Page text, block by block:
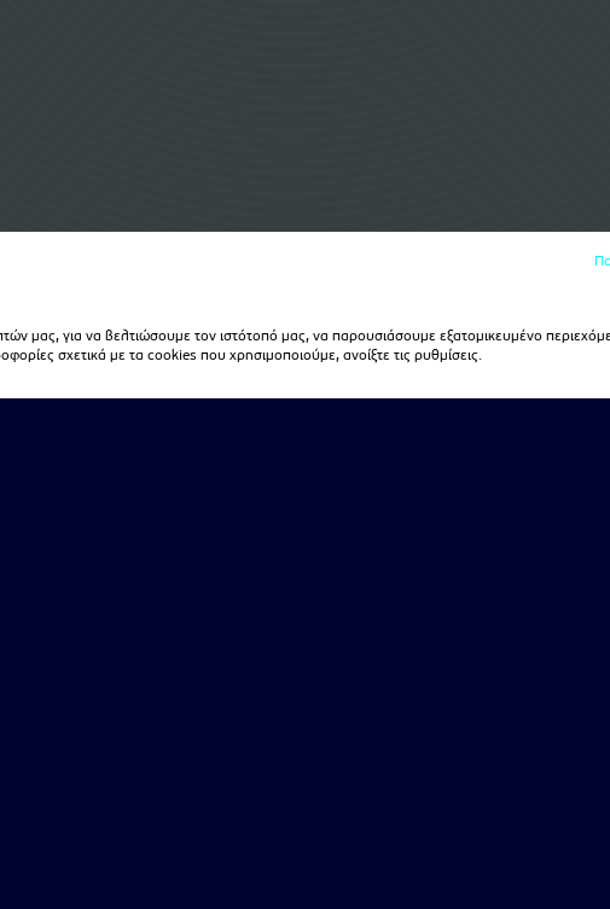
μας, για να βελτιώσουμε τον ιστότοπό μας, να παρουσιάσουμε εξατομικευμένο
σχετικά με τα cookies που χρησιμοποιούμε, ανοίξτε τις ρυθμίσεις.